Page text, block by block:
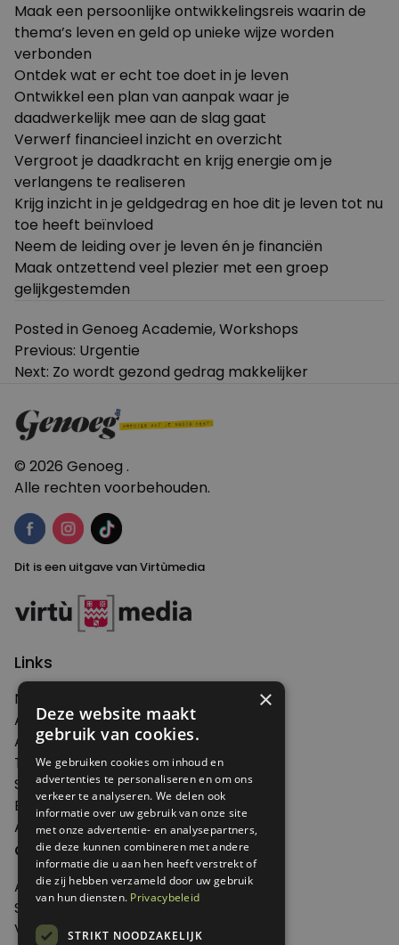
Maak een persoonlijke ontwikkelingsreis waarin de
thema’s leven en geld op unieke wijze worden
verbonden
Ontdek wat er echt toe doet in je leven
Ontwikkel een plan van aanpak waar je
daadwerkelijk mee aan de slag gaat
Verwerf financieel inzicht en overzicht
Vergroot je daadkracht en krijg energie om je
verlangens te realiseren
Krijg inzicht in je geldgedrag en hoe dit je leven tot nu
toe heeft beïnvloed
Neem de leiding over je leven én je financiën
Maak ontzettend veel plezier met een groep
gelijkgestemden
Posted in Genoeg Academie,Workshops
Bericht
navigatie
Previous: Urgentie
Next: Zo wordt gezond gedrag makkelijker
© 2026 Genoeg .
Alle rechten voorbehouden.
Dit is een uitgave van Virtùmedia
Links
Nieuws
Artikelen
Agenda
Thema's
Shop
Edities
Abonneren
Over Genoeg
Adverteren
Samenwerken
Verkooppunten
×
Deze website maakt
gebruik van cookies.
We gebruiken cookies om inhoud en
advertenties te personaliseren en om ons
verkeer te analyseren. We delen ook
informatie over uw gebruik van onze site
met onze advertentie- en analysepartners,
die deze kunnen combineren met andere
informatie die u aan hen heeft verstrekt of
die zij hebben verzameld door uw gebruik
van hun diensten. Privacybeleid
STRIKT NOODZAKELIJK